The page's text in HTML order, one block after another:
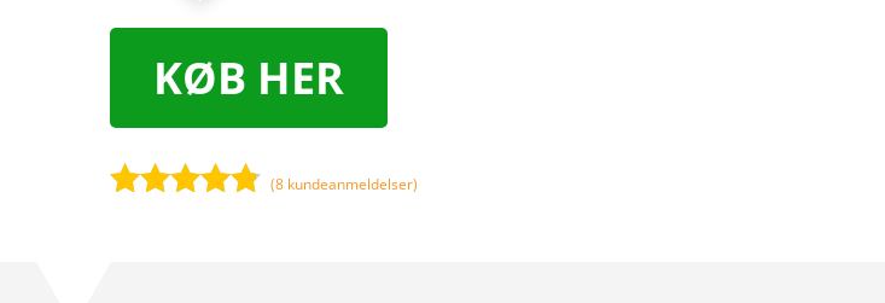
KØB HER
(8 kundeanmeldelser)